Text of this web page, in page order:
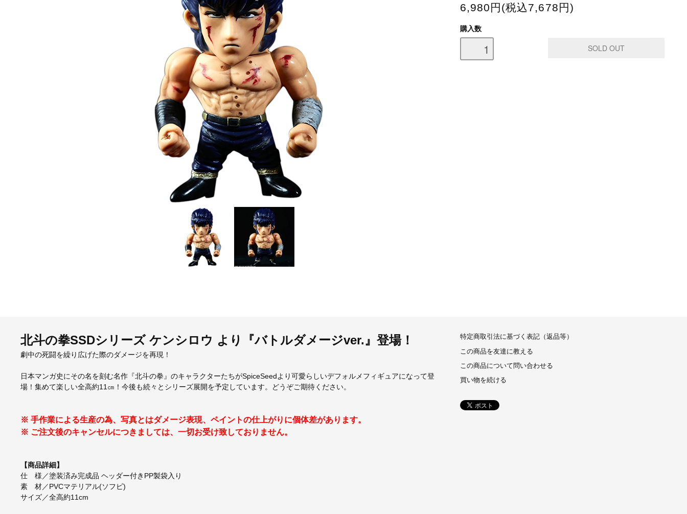
6,980円(税込7,678円)
購入数
北斗の拳SSDシリーズ ケンシロウ より『バトルダメージver.』登場！
劇中の死闘を繰り広げた際のダメージを再現！
日本マンガ史にその名を刻む名作『北斗の拳』のキャラクターたちがSpiceSeedより可愛らしいデフォルメフィギュアになって登
場！集めて楽しい全高約11㎝！今後も続々とシリーズ展開を予定しています。どうぞご期待ください。
※ 手作業による生産の為、写真とはダメージ表現、ペイントの仕上がりに個体差があります。
※ ご注文後のキャンセルにつきましては、一切お受け致しておりません。
【商品詳細】
仕 様／塗装済み完成品 ヘッダー付きPP製袋入り
素 材／PVCマテリアル(ソフビ)
サイズ／全高約11cm
特定商取引法に基づく表記（返品等）
この商品を友達に教える
この商品について問い合わせる
買い物を続ける